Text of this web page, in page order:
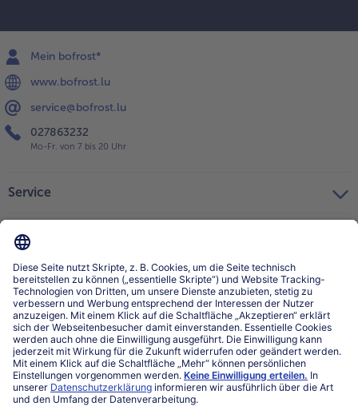
Mein bofrost*
www.bofrost.lu
service@bofrost.lu
027863232
Mo-Fr. von 7 bis 20 Uhr
Service
Über bofrost*
Kategorien